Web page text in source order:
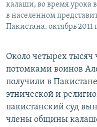
калаши, во время урока
в населенном
Пакистана. октябрь 2011
Около четырех тысяч
потомками воинов
получили в
этнической и
пакистанский суд
члены общины